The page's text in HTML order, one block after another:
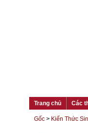
Trang chủ Các
Gốc > Kiến Thức